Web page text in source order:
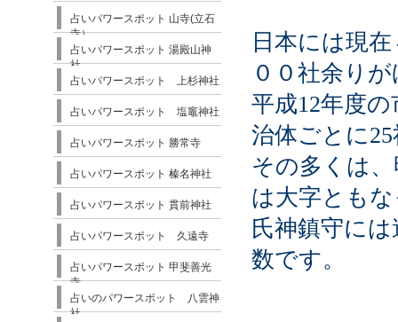
日本には現
００社余り
平成12年度
治体ごとに
その多くは
は大字とも
氏神鎮守に
数です。
占いパワースポット 山寺(立石
寺）
占いパワースポット 湯殿山神
社
占いパワースポット 上杉神社
占いパワースポット 塩竈神社
占いパワースポット 勝常寺
占いパワースポット 榛名神社
占いパワースポット 貫前神社
占いパワースポット 久遠寺
占いパワースポット 甲斐善光
寺
占いのパワースポット 八雲神
社